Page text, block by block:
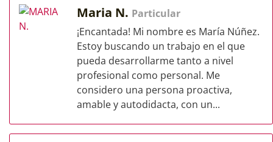
Maria N. Particular
¡Encantada! Mi nombre es María Núñez.
Estoy buscando un trabajo en el que
pueda desarrollarme tanto a nivel
profesional como personal. Me
considero una persona proactiva,
amable y autodidacta, con un...